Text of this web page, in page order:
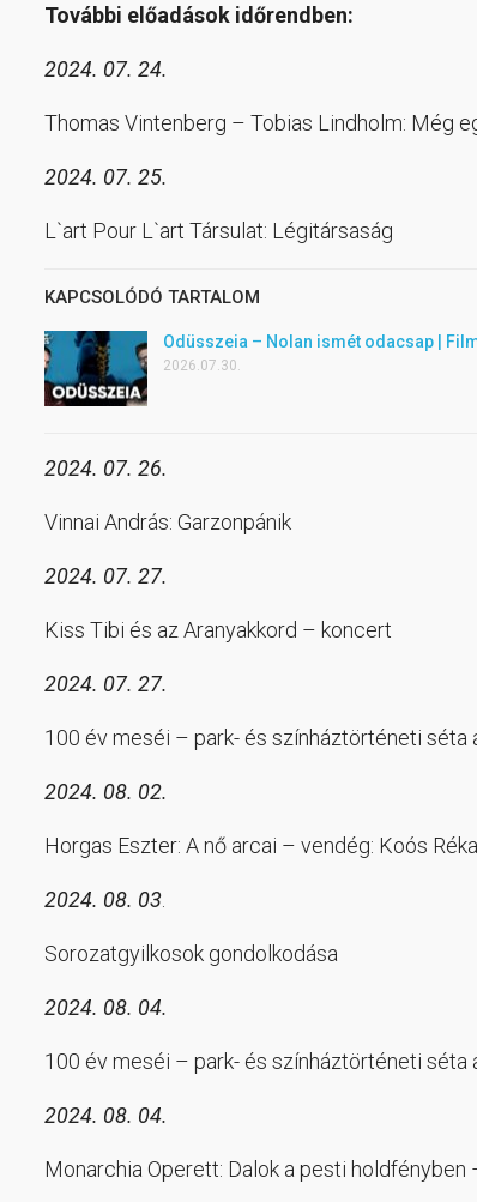
További előadások időrendben:
2024. 07. 24.
Thomas Vintenberg – Tobias Lindholm: Még
2024. 07. 25.
L`art Pour L`art Társulat: Légitársaság
KAPCSOLÓDÓ TARTALOM
Odüsszeia – Nolan ismét odacsap |
2026.07.30.
2024. 07. 26.
Vinnai András: Garzonpánik
2024. 07. 27.
Kiss Tibi és az Aranyakkord – koncert
2024. 07. 27.
100 év meséi – park- és színháztörténeti séta
2024. 08. 02.
Horgas Eszter: A nő arcai – vendég: Koós Réka
2024. 08. 03.
Sorozatgyilkosok gondolkodása
2024. 08. 04.
100 év meséi – park- és színháztörténeti séta
2024. 08. 04.
Monarchia Operett: Dalok a pesti holdfényben